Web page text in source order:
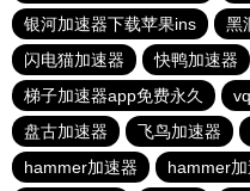
银河加速器下载苹果ins
黑
闪电猫加速器
快鸭加速器
梯子加速器app免费永久
盘古加速器
飞鸟加速器
hammer加速器
hammer加